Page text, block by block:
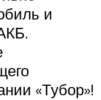
и
«Тубор»!